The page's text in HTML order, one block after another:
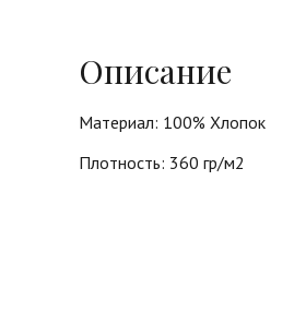
Описание
Материал: 100% Хлопок
Плотность: 360 гр/м2